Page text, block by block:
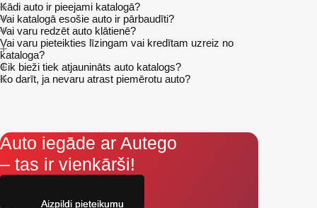
Kādi auto ir pieejami katalogā?
Vai katalogā esošie auto ir pārbaudīti?
Vai varu redzēt auto klātienē?
Vai varu pieteikties līzingam vai kredītam uzreiz no
kataloga?
Cik bieži tiek atjaunināts auto katalogs?
Ko darīt, ja nevaru atrast piemērotu auto?
Auto iegāde ar Autego
– tas ir vienkārši!